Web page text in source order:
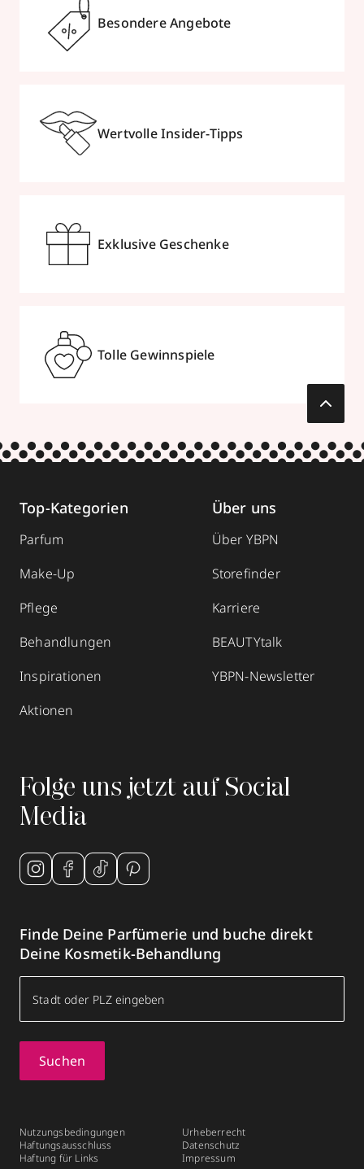
Besondere Angebote
Wertvolle Insider-Tipps
Exklusive Geschenke
Tolle Gewinnspiele
Top-Kategorien
Parfum
Make-Up
Pflege
Behandlungen
Inspirationen
Aktionen
Über uns
Über YBPN
Storefinder
Karriere
BEAUTYtalk
YBPN-Newsletter
Folge uns jetzt auf Social
Media
Finde Deine Parfümerie und buche direkt
Deine Kosmetik-Behandlung
Suchen
Nutzungsbedingungen
Haftungsausschluss
Haftung für Links
Urheberrecht
Datenschutz
Impressum